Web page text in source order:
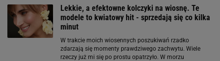
Lekkie, a efektowne kolczyki na wiosnę. Te
modele to kwiatowy hit - sprzedają się co kilka
minut
W trakcie moich wiosennych poszukiwań rzadko
zdarzają się momenty prawdziwego zachwytu. Wiele
rzeczy już mi się po prostu opatrzyło. W morzu